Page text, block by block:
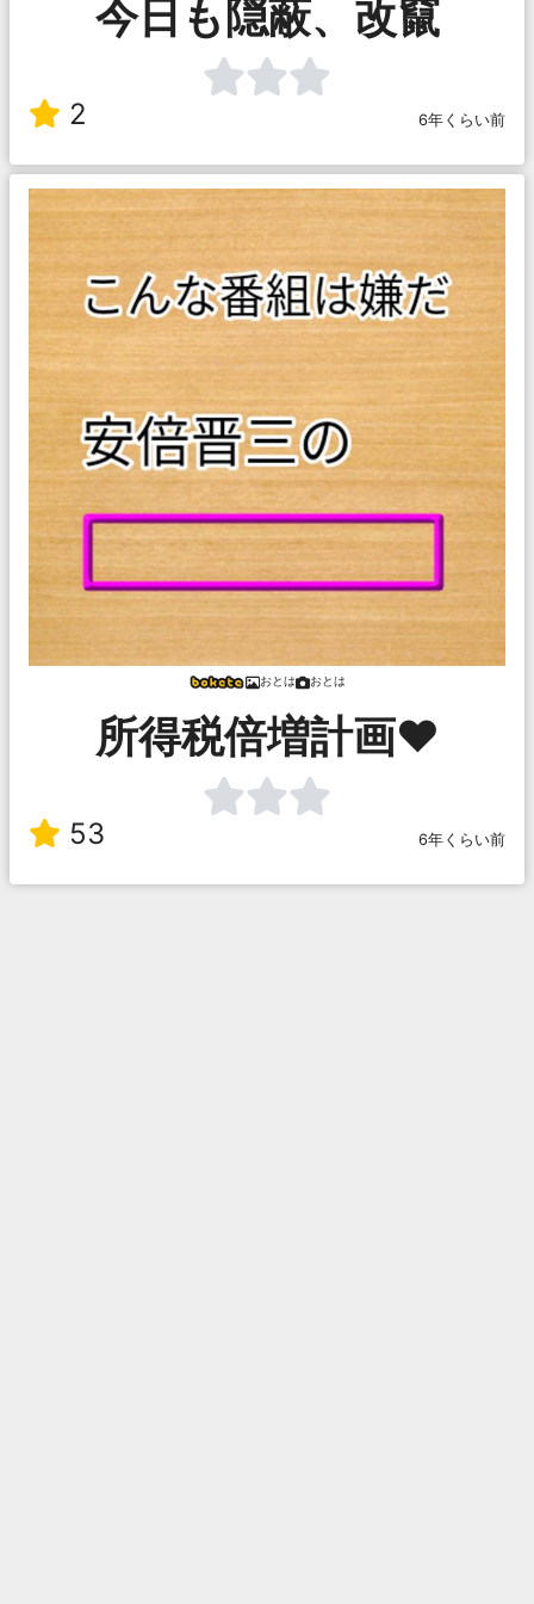
今日も隠蔽、改竄
2 6年くらい前
おとは おとは
所得税倍増計画❤
53 6年くらい前